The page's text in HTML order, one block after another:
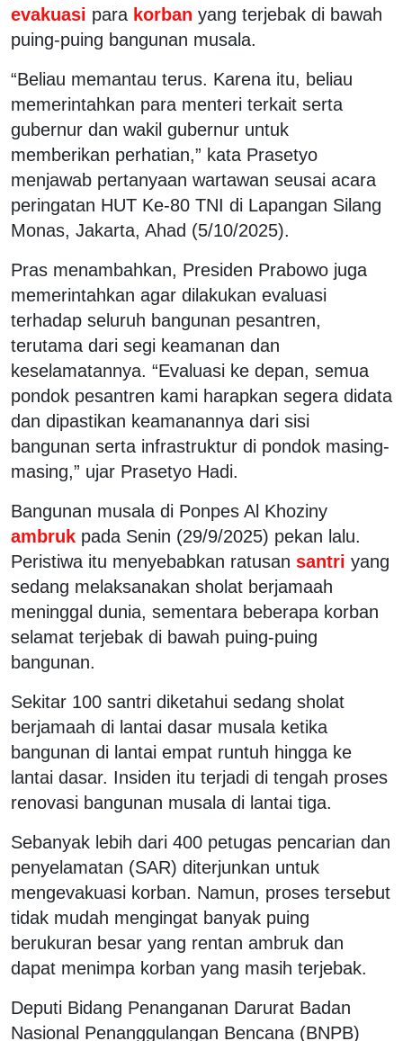
evakuasi para korban yang terjebak di bawah
puing-puing bangunan musala.
“Beliau memantau terus. Karena itu, beliau
memerintahkan para menteri terkait serta
gubernur dan wakil gubernur untuk
memberikan perhatian,” kata Prasetyo
menjawab pertanyaan wartawan seusai acara
peringatan HUT Ke-80 TNI di Lapangan Silang
Monas, Jakarta, Ahad (5/10/2025).
Pras menambahkan, Presiden Prabowo juga
memerintahkan agar dilakukan evaluasi
terhadap seluruh bangunan pesantren,
terutama dari segi keamanan dan
keselamatannya. “Evaluasi ke depan, semua
pondok pesantren kami harapkan segera didata
dan dipastikan keamanannya dari sisi
bangunan serta infrastruktur di pondok masing-
masing,” ujar Prasetyo Hadi.
Bangunan musala di Ponpes Al Khoziny
ambruk pada Senin (29/9/2025) pekan lalu.
Peristiwa itu menyebabkan ratusan santri yang
sedang melaksanakan sholat berjamaah
meninggal dunia, sementara beberapa korban
selamat terjebak di bawah puing-puing
bangunan.
Sekitar 100 santri diketahui sedang sholat
berjamaah di lantai dasar musala ketika
bangunan di lantai empat runtuh hingga ke
lantai dasar. Insiden itu terjadi di tengah proses
renovasi bangunan musala di lantai tiga.
Sebanyak lebih dari 400 petugas pencarian dan
penyelamatan (SAR) diterjunkan untuk
mengevakuasi korban. Namun, proses tersebut
tidak mudah mengingat banyak puing
berukuran besar yang rentan ambruk dan
dapat menimpa korban yang masih terjebak.
Deputi Bidang Penanganan Darurat Badan
Nasional Penanggulangan Bencana (BNPB)